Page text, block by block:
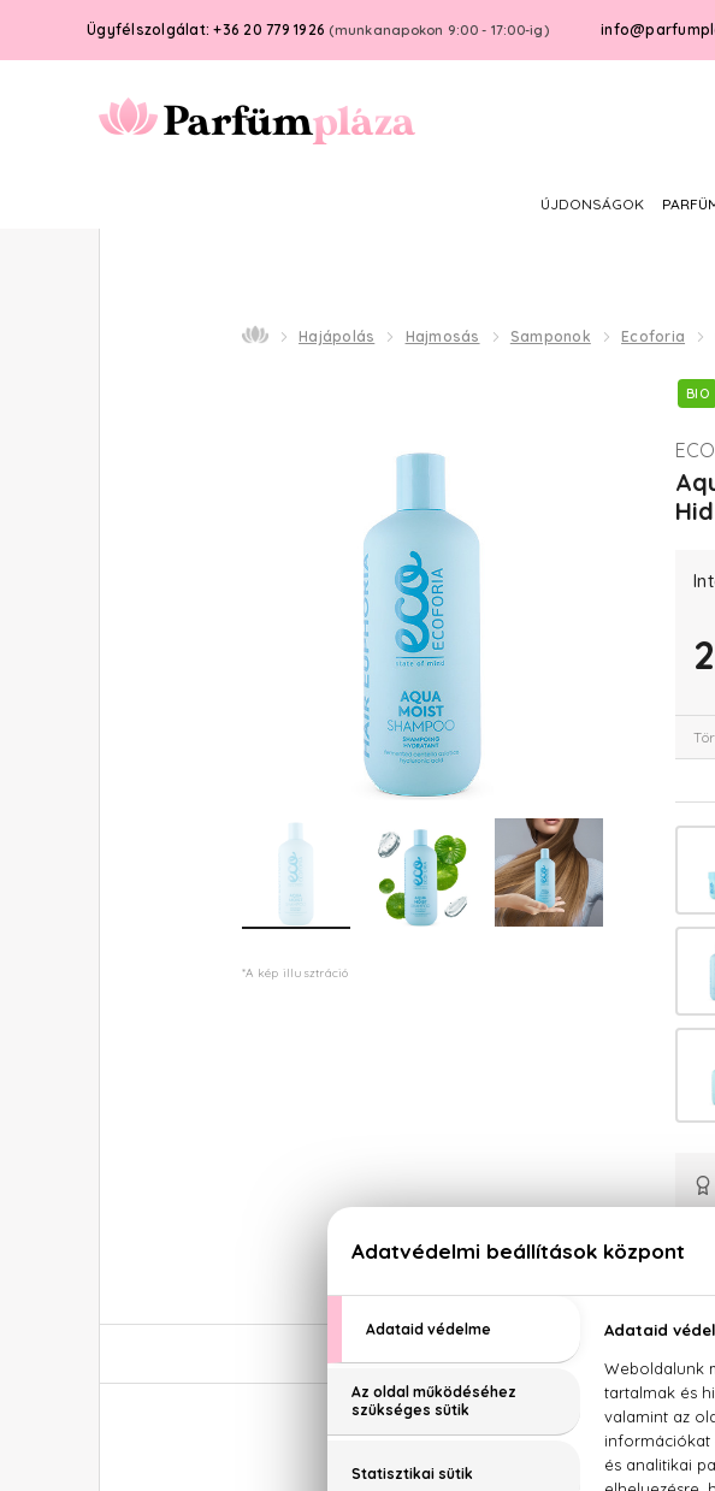
Ügyfélszolgálat: +36 20 779 1926 (munkanapokon 9:00 - 17:00-ig)
ÚJDONSÁGOK
Hajápolás Hajmosás Samponok Ecoforia
*A kép illusztráció
BIO
Ecoforia Aqua